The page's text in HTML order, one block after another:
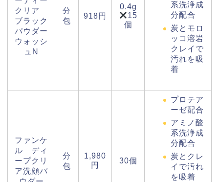
クリア
ブラック
パウダー
ウォッシ
ュN
分
包
918円
0.4g
15
個
系洗浄成
分配合
炭とモロ
ッコ溶岩
クレイで
汚れを吸
着
ファンケ
ル ディ
ープクリ
ア洗顔パ
分
包
1,980
円
30個
プロテア
ーゼ配合
アミノ酸
系洗浄成
分配合
炭とクレ
イで汚れ
を吸着